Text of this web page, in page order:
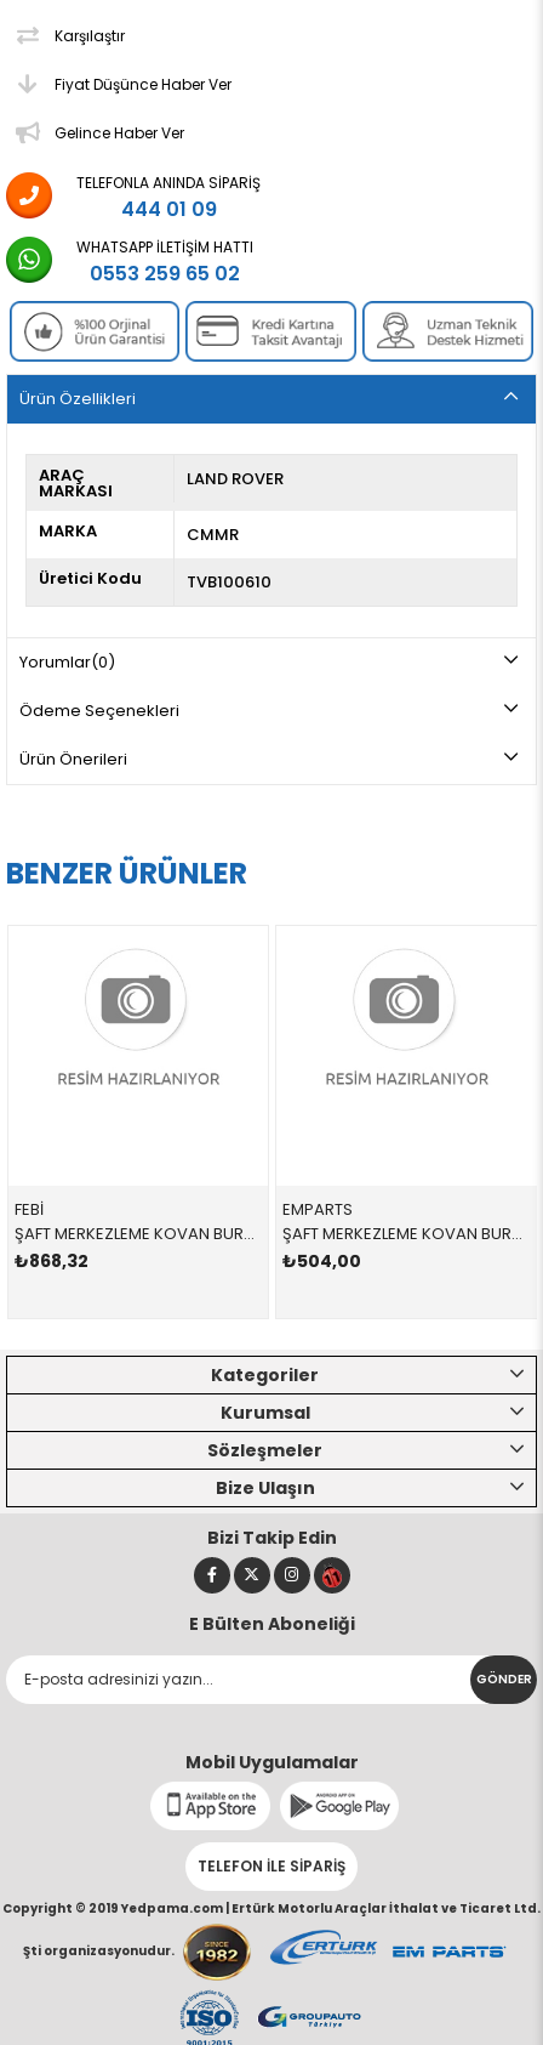
Karşılaştır
Fiyat Düşünce Haber Ver
Gelince Haber Ver
TELEFONLA ANINDA SIPARIŞ
444 01 09
WHATSAPP İLETIŞIM HATTI
0553 259 65 02
Ürün Özellikleri
ARAÇ
MARKASI
LAND ROVER
MARKA
CMMR
Üretici Kodu
TVB100610
Yorumlar(0)
Ödeme Seçenekleri
Ürün Önerileri
BENZER ÜRÜNLER
FEBİ
ŞAFT MERKEZLEME KOVAN BURCU 171154 26117562574 26117562574 F10,F20,F30,F32,F34,F36,G20,G30,F01,F02,G11,G12 N47N
₺868,32
EMPARTS
ŞAFT MERKEZLEME KOVAN BURCU 26117562574 26117562574 26117562574 F10,F20,F30,F32,F34,F36,G20,G30,F01,F02,G11,G12 N47N
₺504,00
Kategoriler
Kurumsal
Sözleşmeler
Bize Ulaşın
Bizi Takip Edin
E Bülten Aboneliği
GÖNDER
Mobil Uygulamalar
TELEFON İLE SİPARİŞ
Copyright © 2019 Yedpama.com | Ertürk Motorlu Araçlar İthalat ve Ticaret Ltd.
Şti organizasyonudur.